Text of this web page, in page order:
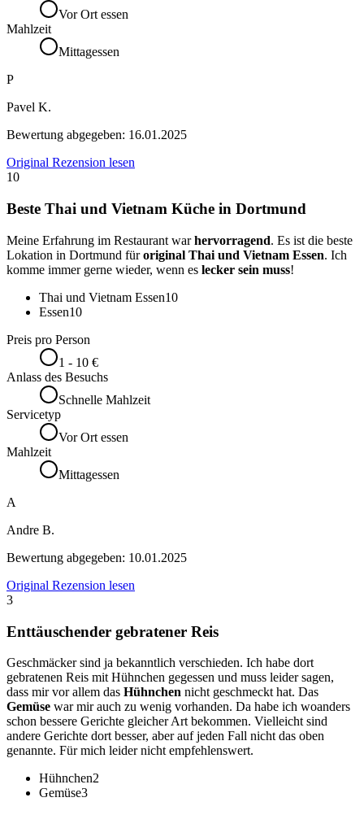
Vor Ort essen
Mahlzeit
Mittagessen
P
Pavel K.
Bewertung abgegeben: 16.01.2025
Original Rezension lesen
10
Beste Thai und Vietnam Küche in Dortmund
Meine Erfahrung im Restaurant warhervorragend. Es ist die beste
Lokation in Dortmund füroriginal Thai und Vietnam Essen. Ich
komme immer gerne wieder, wenn es lecker sein muss!
Thai und Vietnam Essen10
Essen10
Preis pro Person
1 - 10 €
Anlass des Besuchs
Schnelle Mahlzeit
Servicetyp
Vor Ort essen
Mahlzeit
Mittagessen
A
Andre B.
Bewertung abgegeben: 10.01.2025
Original Rezension lesen
3
Enttäuschender gebratener Reis
Geschmäcker sind ja bekanntlich verschieden. Ich habe dort
gebratenen Reis mit Hühnchen gegessen und muss leider sagen,
dass mir vor allem das Hühnchen nicht geschmeckt hat. Das
Gemüse war mir auch zu wenig vorhanden. Da habe ich woanders
schon bessere Gerichte gleicher Art bekommen. Vielleicht sind
andere Gerichte dort besser, aber auf jeden Fall nicht das oben
genannte. Für mich leider nicht empfehlenswert.
Hühnchen2
Gemüse3